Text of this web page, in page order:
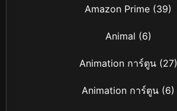
Amazon Prime (39)
Animal (6)
Animation การ์ตูน(27)
Animation การ์ตูน (6)